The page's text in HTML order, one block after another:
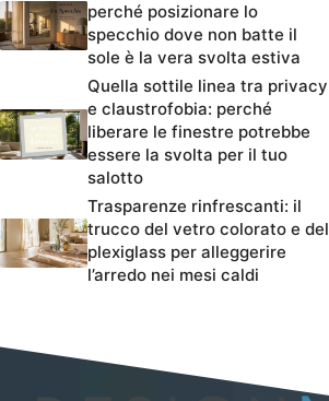
perché posizionare lo
specchio dove non batte il
sole è la vera svolta estiva
Quella sottile linea tra privacy
e claustrofobia: perché
liberare le finestre potrebbe
essere la svolta per il tuo
salotto
Trasparenze rinfrescanti: il
trucco del vetro colorato e del
plexiglass per alleggerire
l’arredo nei mesi caldi